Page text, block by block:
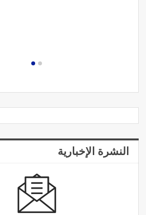
النشرة الإخبارية